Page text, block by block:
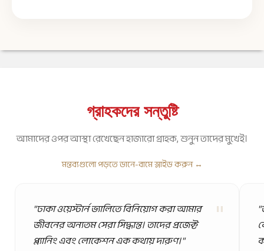
গ্রাহকদের সন্তুষ্টি
আমাদের ওপর আস্থা রেখেছেন হাজারো গ্রাহক, শুনুন তাদের মুখেই।
মন্তব্যগুলো পড়তে ডানে-বামে স্লাইড করুন ↔️
"
"ঢাকা ওয়েস্টার্ন ভ্যালিতে বিনিয়োগ করা আমার
জীবনের অন্যতম সেরা সিদ্ধান্ত। তাদের প্রজেক্ট
প্ল্যানিং এবং লোকেশন এক কথায় দারুণ।"